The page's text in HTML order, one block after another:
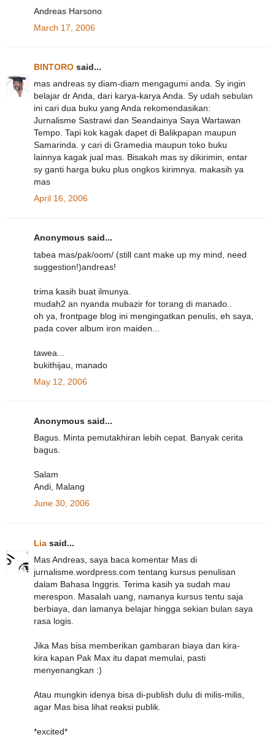
Andreas Harsono
March 17, 2006
BINTORO said...
mas andreas sy diam-diam mengagumi anda. Sy ingin
belajar dr Anda, dari karya-karya Anda. Sy udah sebulan
ini cari dua buku yang Anda rekomendasikan:
Jurnalisme Sastrawi dan Seandainya Saya Wartawan
Tempo. Tapi kok kagak dapet di Balikpapan maupun
Samarinda. y cari di Gramedia maupun toko buku
lainnya kagak jual mas. Bisakah mas sy dikirimin, entar
sy ganti harga buku plus ongkos kirimnya. makasih ya
mas
April 16, 2006
Anonymous said...
tabea mas/pak/oom/ (still cant make up my mind, need
suggestion!)andreas!
trima kasih buat ilmunya.
mudah2 an nyanda mubazir for torang di manado..
oh ya, frontpage blog ini mengingatkan penulis, eh saya,
pada cover album iron maiden...
tawea...
bukithijau, manado
May 12, 2006
Anonymous said...
Bagus. Minta pemutakhiran lebih cepat. Banyak cerita
bagus.
Salam
Andi, Malang
June 30, 2006
Lia said...
Mas Andreas, saya baca komentar Mas di
jurnalisme.wordpress.com tentang kursus penulisan
dalam Bahasa Inggris. Terima kasih ya sudah mau
merespon. Masalah uang, namanya kursus tentu saja
berbiaya, dan lamanya belajar hingga sekian bulan saya
rasa logis.
Jika Mas bisa memberikan gambaran biaya dan kira-
kira kapan Pak Max itu dapat memulai, pasti
menyenangkan :)
Atau mungkin idenya bisa di-publish dulu di milis-milis,
agar Mas bisa lihat reaksi publik.
*excited*